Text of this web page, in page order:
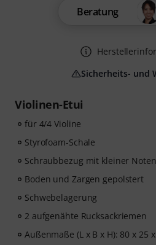
Violinen-Etui
für 4/4 Violine
Styrofoam-Schale
Schraubbezug mit kleiner
Boden und Zargen gepolstert
Schwebelagerung
2 aufgenähte Rucksackriemen
Außenmaße (L x B x H): 80 x 25
Beratung
Sicherheits- und